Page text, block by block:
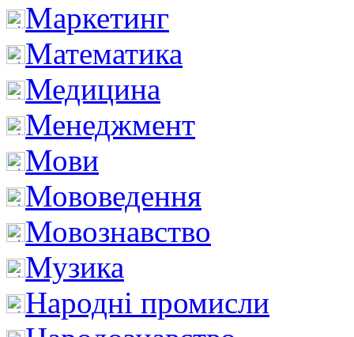
Маркетинг
Математика
Медицина
Менеджмент
Мови
Мововедення
Мовознавство
Музика
Народні промисли